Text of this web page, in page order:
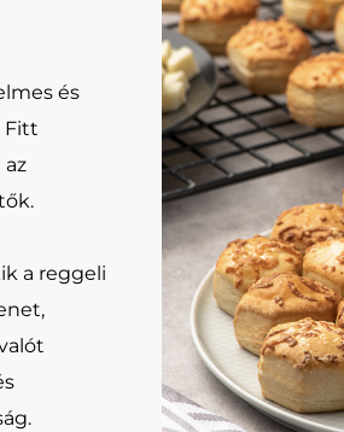
és
Fitt
a reggeli